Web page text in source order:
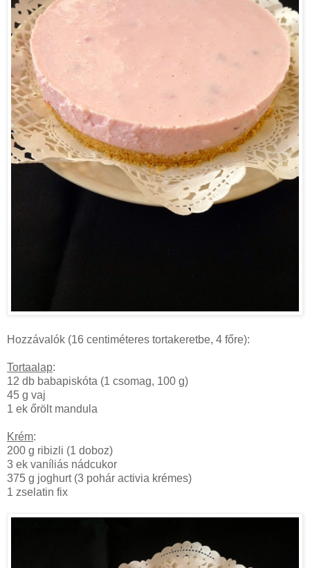
Hozzávalók (16 centiméteres tortakeretbe, 4 főre):
Tortaalap:
12 db babapiskóta (1 csomag, 100 g)
45 g vaj
1 ek őrölt mandula
Krém:
200 g ribizli (1 doboz)
3 ek vaníliás nádcukor
375 g joghurt (3 pohár activia krémes)
1 zselatin fix